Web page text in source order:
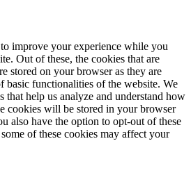
improve your experience while you
Out of these, the cookies that are
stored on your browser as they are
basic functionalities of the website. We
that help us analyze and understand how
cookies will be stored in your browser
also have the option to opt-out of these
of these cookies may affect your